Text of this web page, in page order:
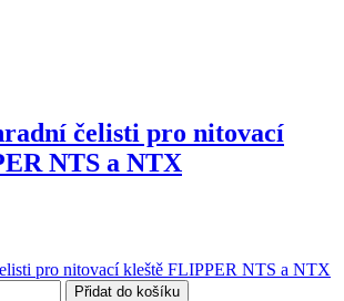
čelisti pro nitovací
NTS a NTX
pro nitovací kleště FLIPPER NTS a NTX
Přidat do košíku